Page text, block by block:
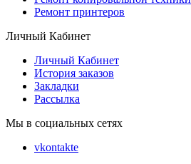
Ремонт принтеров
Личный Кабинет
Личный Кабинет
История заказов
Закладки
Рассылка
Мы в социальных сетях
vkontakte